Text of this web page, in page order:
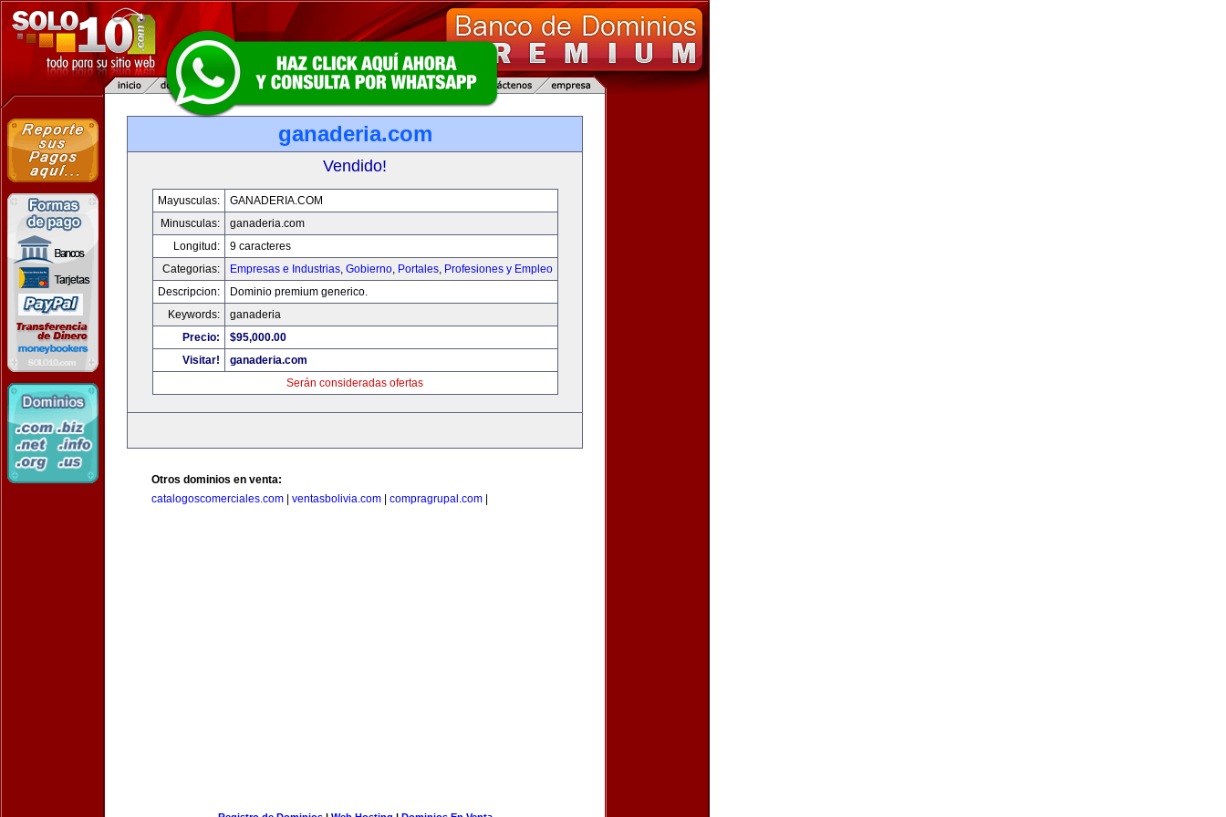
ganaderia.com
Vendido!
Mayusculas:
GANADERIA.COM
Minusculas:
ganaderia.com
Longitud:
9 caracteres
Categorias:
Empresas e Industrias, Gobierno, Portales, Profesiones y Empleo
Descripcion:
Dominio premium generico.
Keywords:
ganaderia
Precio:
$95,000.00
Visitar!
ganaderia.com
Serán consideradas ofertas
Otros dominios en venta:
catalogoscomerciales.com
ventasbolivia.com compragrupal.com